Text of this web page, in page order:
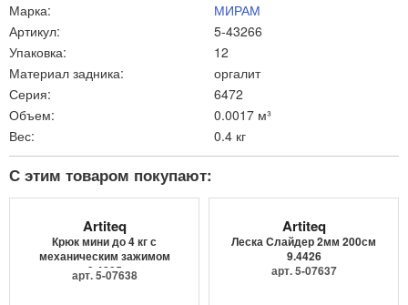
Марка:
МИРАМ
Артикул:
5-43266
Упаковка:
12
Материал задника:
оргалит
Серия:
6472
Объем:
0.0017 м³
Вес:
0.4 кг
С этим товаром покупают:
Artiteq
Крюк мини до 4 кг с
механическим зажимом
9.4205
арт. 5-07638
Artiteq
Леска Слайдер 2мм 200см
9.4426
арт. 5-07637